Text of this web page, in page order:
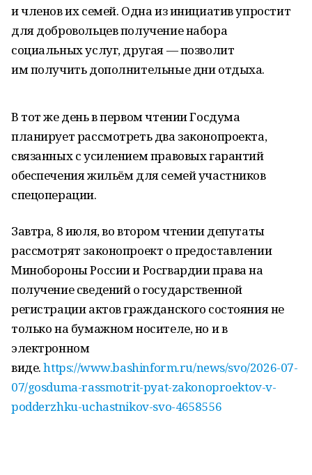
и членов их семей. Одна из инициатив упростит
для добровольцев получение набора
социальных услуг, другая — позволит
им получить дополнительные дни отдыха.
В тот же день в первом чтении Госдума
планирует рассмотреть два законопроекта,
связанных с усилением правовых гарантий
обеспечения жильём для семей участников
спецоперации.
Завтра, 8 июля, во втором чтении депутаты
рассмотрят законопроект о предоставлении
Минобороны России и Росгвардии права на
получение сведений о государственной
регистрации актов гражданского состояния не
только на бумажном носителе, но и в
электронном
виде.https://www.bashinform.ru/news/svo/2026-07-
07/gosduma-rassmotrit-pyat-zakonoproektov-v-
podderzhku-uchastnikov-svo-4658556